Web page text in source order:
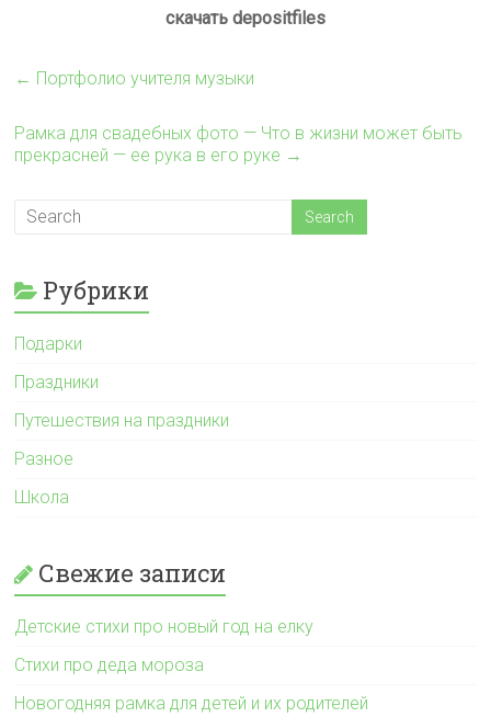
скачать depositfiles
← Портфолио учителя музыки
Рамка для свадебных фото — Что в жизни может быть
прекрасней — ее рука в его руке →
Рубрики
Подарки
Праздники
Путешествия на праздники
Разное
Школа
Свежие записи
Детские стихи про новый год на елку
Стихи про деда мороза
Новогодняя рамка для детей и их родителей